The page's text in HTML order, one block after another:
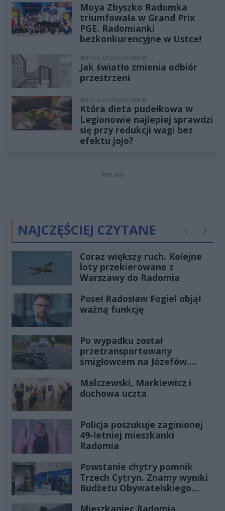
Moya Zbyszko Radomka
triumfowała w Grand Prix
PGE. Radomianki
bezkonkurencyjne w Ustce!
ARTYKUŁ SPONSOROWANY
Jak światło zmienia odbiór
przestrzeni
ARTYKUŁ SPONSOROWANY
Która dieta pudełkowa w
Legionowie najlepiej sprawdzi
się przy redukcji wagi bez
efektu jojo?
REKLAMA
NAJCZĘŚCIEJ CZYTANE Poprzednie
Coraz większy ruch. Kolejne
loty przekierowane z
Warszawy do Radomia
Poseł Radosław Fogiel objął
ważną funkcję
Po wypadku został
przetransportowany
śmigłowcem na Józefów.
Malczewski, Markiewicz i
duchowa uczta
Policja poszukuje zaginionej
49-letniej mieszkanki
Radomia
Powstanie chytry pomnik
Trzech Cytryn. Znamy wyniki
Budżetu Obywatelskiego